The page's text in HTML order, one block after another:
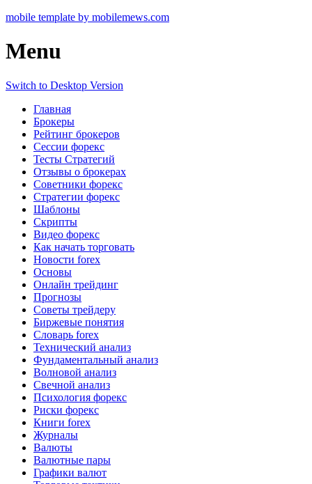
mobile template by mobilemews.com
Menu
Switch to Desktop Version
Главная
Брокеры
Рейтинг брокеров
Сессии форекс
Тесты Стратегий
Отзывы о брокерах
Советники форекс
Стратегии форекс
Шаблоны
Скрипты
Видео форекс
Как начать торговать
Новости forex
Основы
Онлайн трейдинг
Прогнозы
Советы трейдеру
Биржевые понятия
Словарь forex
Технический анализ
Фундаментальный анализ
Волновой анализ
Свечной анализ
Психология форекс
Риски форекс
Книги forex
Журналы
Валюты
Валютные пары
Графики валют